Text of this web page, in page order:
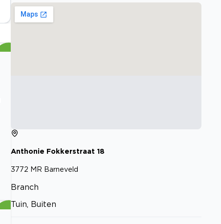
Anthonie Fokkerstraat 18
3772 MR Barneveld
Branch
Tuin, Buiten